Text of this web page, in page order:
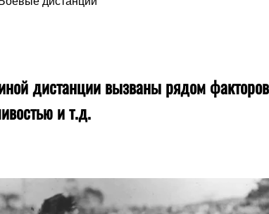
дистанции вызваны рядом
и т.д.